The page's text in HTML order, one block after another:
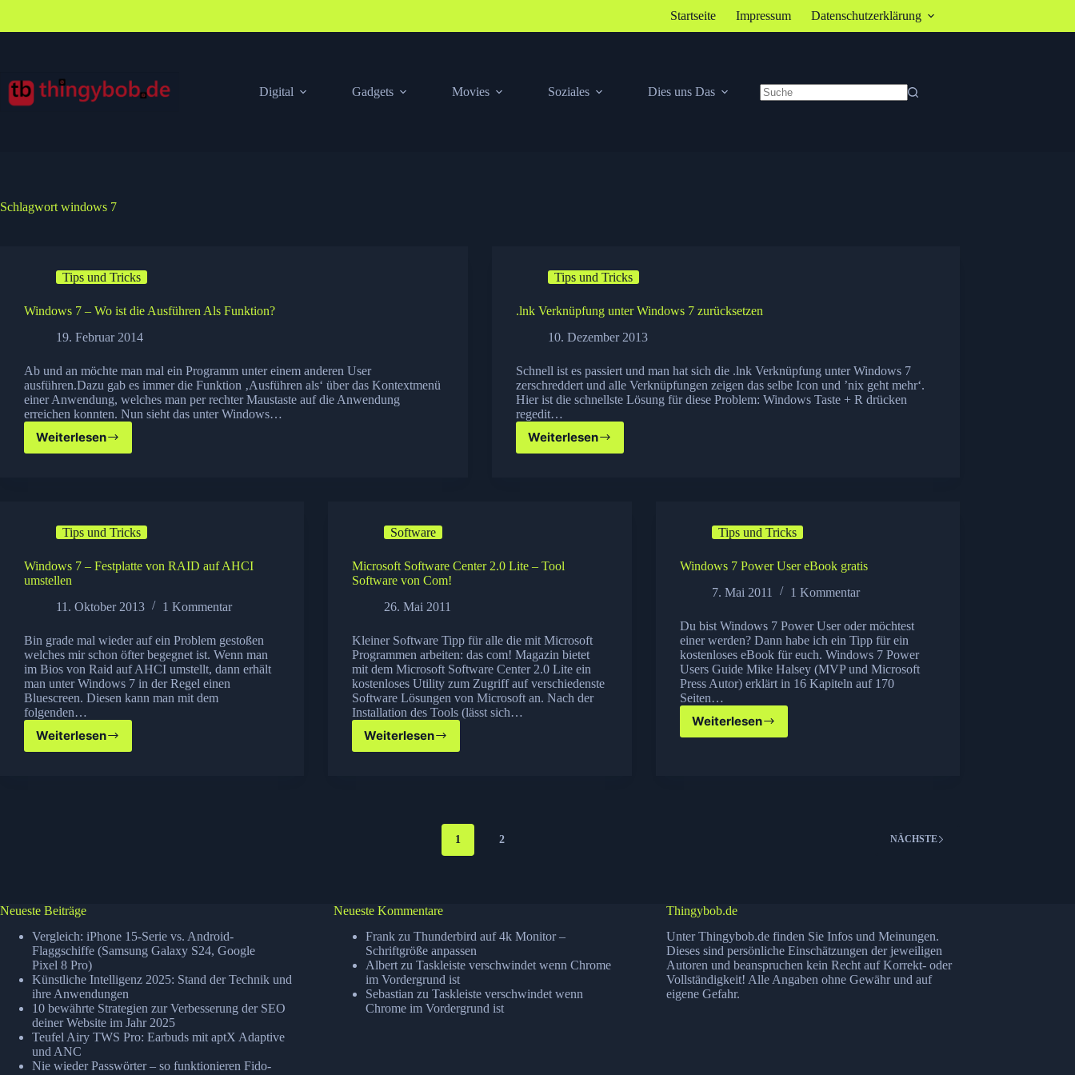
springen
Startseite Impressum Datenschutzerklärung
Digital Gadgets Movies Soziales
Dies uns Das
Schlagwort windows 7
Tips und Tricks
Windows 7 – Wo ist die Ausführen Als Funktion?
19. Februar 2014
Ab und an möchte man mal ein Programm unter einem anderen User
ausführen.Dazu gab es immer die Funktion ‚Ausführen als‘ über das Kontextmenü
einer Anwendung, welches man per rechter Maustaste auf die Anwendung
erreichen konnten. Nun sieht das unter Windows…
Weiterlesen
Windows
Ausführen
Funktion?
Tips und Tricks
.lnk Verknüpfung unter Windows 7 zurücksetzen
10. Dezember 2013
Schnell ist es passiert und man hat sich die .lnk Verknüpfung unter Windows 7
zerschreddert und alle Verknüpfungen zeigen das selbe Icon und ’nix geht mehr‘.
Hier ist die schnellste Lösung für diese Problem: Windows Taste + R drücken
regedit…
Weiterlesen
.lnk
Tips und Tricks
Windows 7 – Festplatte von RAID auf AHCI
umstellen
11. Oktober 2013
1 Kommentar
Bin grade mal wieder auf ein Problem gestoßen
welches mir schon öfter begegnet ist. Wenn man
im Bios von Raid auf AHCI umstellt, dann erhält
man unter Windows 7 in der Regel einen
Bluescreen. Diesen kann man mit dem
folgenden…
Weiterlesen
Windows
7
Software
Microsoft Software Center 2.0 Lite – Tool
Software von Com!
26. Mai 2011
Kleiner Software Tipp für alle die mit Microsoft
Programmen arbeiten: das com! Magazin bietet
mit dem Microsoft Software Center 2.0 Lite ein
kostenloses Utility zum Zugriff auf verschiedenste
Software Lösungen von Microsoft an. Nach der
Installation des Tools (lässt sich…
Weiterlesen
Microsoft
Software
Software
Tips und Tricks
Windows 7 Power User eBook gratis
7. Mai 2011
1 Kommentar
Du bist Windows 7 Power User oder möchtest
einer werden? Dann habe ich ein Tipp für ein
kostenloses eBook für euch. Windows 7 Power
Users Guide Mike Halsey (MVP und Microsoft
Press Autor) erklärt in 16 Kapiteln auf 170
Seiten…
Weiterlesen
Windows
7
1 2 NÄCHSTE
Neueste Beiträge
Vergleich: iPhone 15-Serie vs. Android-
Flaggschiffe (Samsung Galaxy S24, Google
Pixel 8 Pro)
Künstliche Intelligenz 2025: Stand der Technik und
ihre Anwendungen
10 bewährte Strategien zur Verbesserung der SEO
deiner Website im Jahr 2025
Teufel Airy TWS Pro: Earbuds mit aptX Adaptive
und ANC
Nie wieder Passwörter – so funktionieren Fido-
Neueste Kommentare
Frankzu Thunderbird auf 4k Monitor –
Schriftgröße anpassen
Albertzu Taskleiste verschwindet wenn Chrome
im Vordergrund ist
Sebastian zu Taskleiste verschwindet wenn
Chrome im Vordergrund ist
Thingybob.de
Unter Thingybob.de finden Sie Infos und Meinungen.
Dieses sind persönliche Einschätzungen der jeweiligen
Autoren und beanspruchen kein Recht auf Korrekt- oder
Vollständigkeit! Alle Angaben ohne Gewähr und auf
eigene Gefahr.